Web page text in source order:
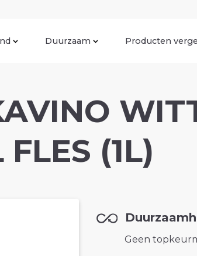
Duurzaam Producten
FLES (1L)
Geen